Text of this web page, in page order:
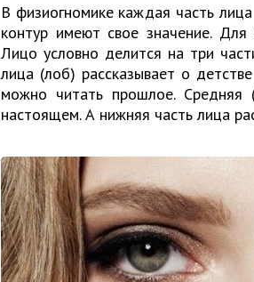
В физиогномике каждая часть
контур имеют свое значение.
Лицо условно делится на три
лица (лоб) рассказывает о
можно читать прошлое. Средняя
настоящем. А нижняя часть лица